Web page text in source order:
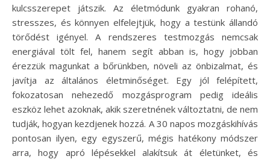
kulcsszerepet játszik. Az életmódunk gyakran rohanó,
stresszes, és könnyen elfelejtjük, hogy a testünk állandó
törődést igényel. A rendszeres testmozgás nemcsak
energiával tölt fel, hanem segít abban is, hogy jobban
érezzük magunkat a bőrünkben, növeli az önbizalmat, és
javítja az általános életminőséget. Egy jól felépített,
fokozatosan nehezedő mozgásprogram pedig ideális
eszköz lehet azoknak, akik szeretnének változtatni, de nem
tudják, hogyan kezdjenek hozzá. A 30 napos mozgáskihívás
pontosan ilyen, egy egyszerű, mégis hatékony módszer
arra, hogy apró lépésekkel alakítsuk át életünket, és